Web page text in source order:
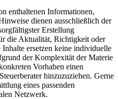
enthaltenen Informationen,
dienen ausschließlich der
Erstellung
die Aktualität, Richtigkeit oder
ersetzen keine individuelle
der Komplexität der Materie
Vorhaben einen
hinzuzuziehen. Gerne
eines passenden
Netzwerk.